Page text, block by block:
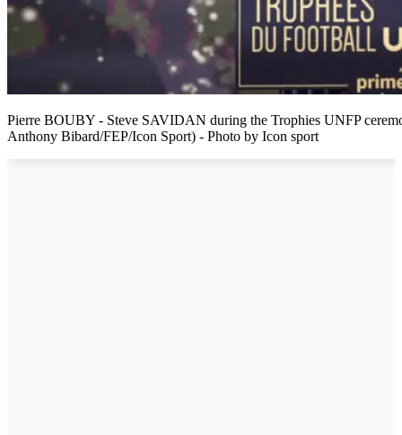
Pierre BOUBY - Steve SAVIDAN during the Trophies UNFP
Anthony Bibard/FEP/Icon Sport) - Photo by Icon sport